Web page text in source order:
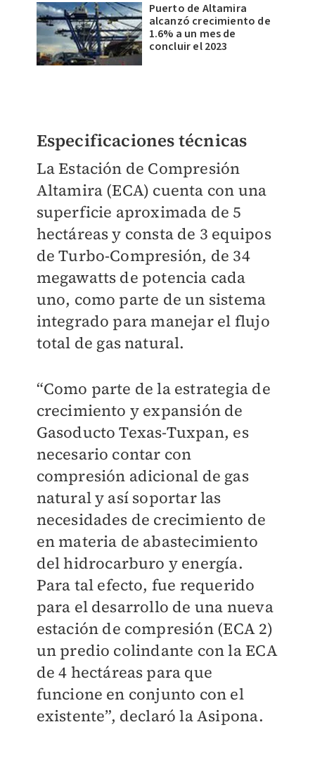
Puerto de Altamira
alcanzó crecimiento de
1.6% a un mes de
concluir el 2023
Especificaciones técnicas
La Estación de Compresión
Altamira (ECA) cuenta con una
superficie aproximada de 5
hectáreas y consta de 3 equipos
de Turbo-Compresión, de 34
megawatts de potencia cada
uno, como parte de un sistema
integrado para manejar el flujo
total de gas natural.
“Como parte de la estrategia de
crecimiento y expansión de
Gasoducto Texas-Tuxpan, es
necesario contar con
compresión adicional de gas
natural y así soportar las
necesidades de crecimiento de
en materia de abastecimiento
del hidrocarburo y energía.
Para tal efecto, fue requerido
para el desarrollo de una nueva
estación de compresión (ECA 2)
un predio colindante con la ECA
de 4 hectáreas para que
funcione en conjunto con el
existente”, declaró la Asipona.